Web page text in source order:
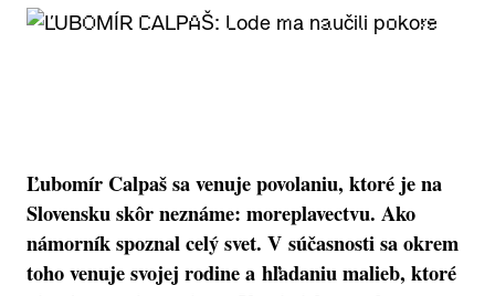
Ľubomír Calpaš sa venuje povolaniu, ktoré je na
Slovensku skôr neznáme: moreplavectvu. Ako
námorník spoznal celý svet. V súčasnosti sa okrem
toho venuje svojej rodine a hľadaniu malieb, ktoré